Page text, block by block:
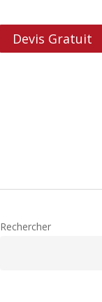
Devis Gratuit
Rechercher